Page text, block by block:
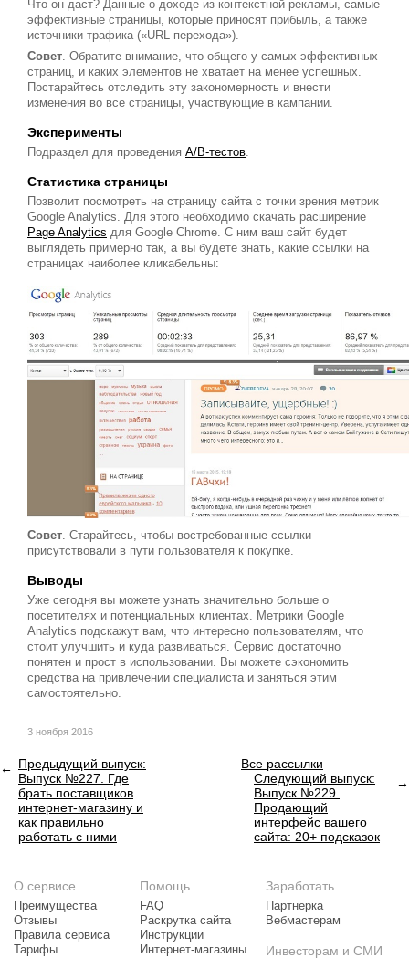
Что он даст? Данные о доходе из контекстной рекламы, самые
эффективные страницы, которые приносят прибыль, а также
источники трафика («URL перехода»).
Совет . Обратите внимание, что общего у самых эффективных
страниц, и каких элементов не хватает на менее успешных.
Постарайтесь отследить эту закономерность и внести
изменения во все страницы, участвующие в кампании.
Эксперименты
Подраздел для проведения A/B-тестов
Статистика страницы
Позволит посмотреть на страницу сайта с точки зрения метрик
Google Analytics. Для этого необходимо скачать расширение
Page Analytics для Google Chrome. С ним ваш сайт будет
выглядеть примерно так, а вы будете знать, какие ссылки на
страницах наиболее кликабельны:
Совет. Старайтесь, чтобы востребованные ссылки
присутствовали в пути пользователя к покупке.
Выводы
Уже сегодня вы можете узнать значительно больше о
посетителях и потенциальных клиентах. Метрики Google
Analytics подскажут вам, что интересно пользователям, что
стоит улучшить и куда развиваться. Сервис достаточно
понятен и прост в использовании. Вы можете сэкономить
средства на привлечении специалиста и заняться этим
самостоятельно.
3 ноября 2016
Предыдущий выпуск:
Выпуск №227. Где
брать поставщиков
интернет-магазину и
как правильно
работать с ними
Все рассылки
Следующий выпуск:
Выпуск №229.
Продающий
интерфейс вашего
сайта: 20+ подсказок
О сервисе
Преимущества
Отзывы
Правила сервиса
Тарифы
Помощь
FAQ
Раскрутка сайта
Инструкции
Интернет-магазины
Заработать
Партнерка
Вебмастерам
Инвесторам и СМИ